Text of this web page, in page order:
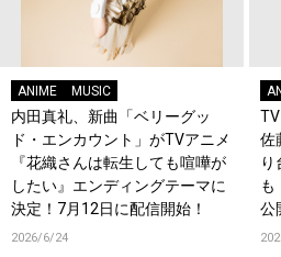
ANIME MUSIC
内田真礼、新曲「ベリーグッ
ド・エンカウント」がTVアニメ
『花織さんは転生しても喧嘩が
したい』エンディングテーマに
決定！7月12日に配信開始！
2026/6/24
佐
も
公